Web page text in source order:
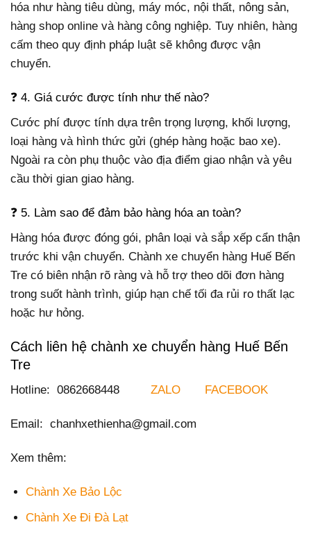
hóa như hàng tiêu dùng, máy móc, nội thất, nông sản,
hàng shop online và hàng công nghiệp. Tuy nhiên, hàng
cấm theo quy định pháp luật sẽ không được vận
chuyển.
❓ 4. Giá cước được tính như thế nào?
Cước phí được tính dựa trên trọng lượng, khối lượng,
loại hàng và hình thức gửi (ghép hàng hoặc bao xe).
Ngoài ra còn phụ thuộc vào địa điểm giao nhận và yêu
cầu thời gian giao hàng.
❓ 5. Làm sao để đảm bảo hàng hóa an toàn?
Hàng hóa được đóng gói, phân loại và sắp xếp cẩn thận
trước khi vận chuyển. Chành xe chuyển hàng Huế Bến
Tre có biên nhận rõ ràng và hỗ trợ theo dõi đơn hàng
trong suốt hành trình, giúp hạn chế tối đa rủi ro thất lạc
hoặc hư hỏng.
Cách liên hệ chành xe chuyển hàng Huế Bến
Tre
Hotline: 0862668448 ZALO FACEBOOK
Email: chanhxethienha@gmail.com
Xem thêm:
Chành Xe Bảo Lộc
Chành Xe Đi Đà Lạt